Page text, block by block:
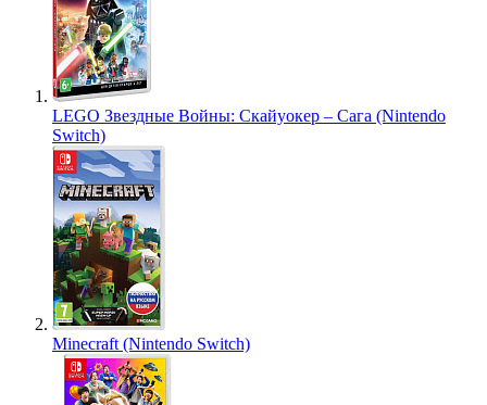
LEGO Звездные Войны: Скайуокер – Сага (Nintendo
Switch)
Minecraft (Nintendo Switch)